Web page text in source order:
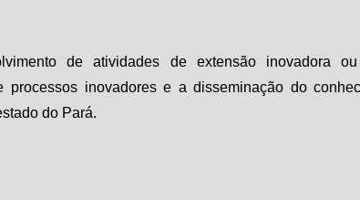
de atividades de extensão inovadora
inovadores e a disseminação do
do Pará.